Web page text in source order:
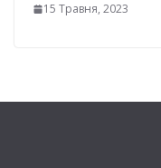
15 Травня, 2023